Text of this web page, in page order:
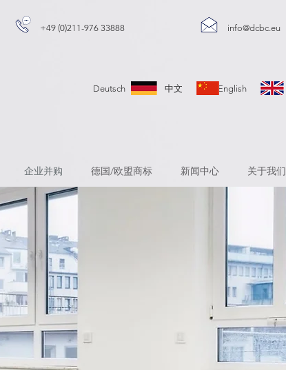
+49 (0)211-976 33888 info@dcbc.eu
Deutsch 中文 English
企业并购 德国/欧盟商标 新闻中心 关于我们